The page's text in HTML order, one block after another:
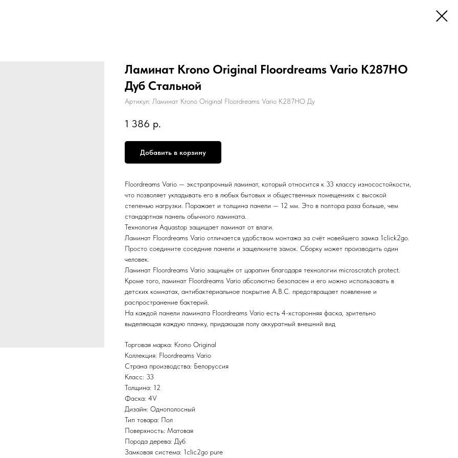
Ламинат Krono Original Floordreams Vario K287HO
Дуб Стальной
Артикул: Ламинат Krono Original Floordreams Vario K287HO Ду
1 386 р.
Добавить в корзину
Floordreams Vario — экстрапрочный ламинат, который относится к 33 классу износостойкости,
что позволяет укладывать его в любых бытовых и общественных помещениях с высокой
степенью нагрузки. Поражает и толщина панели — 12 мм. Это в полтора раза больше, чем
стандартная панель обычного ламината.
Технология Aquastop защищает ламинат от влаги.
Ламинат Floordreams Vario отличается удобством монтажа за счёт новейшего замка 1click2go.
Просто соедините соседние панели и защелкните замок. Сборку может производить один
человек.
Ламинат Floordreams Vario защищён от царапин благодаря технологии microscratch protect.
Кроме того, ламинат Floordreams Vario абсолютно безопасен и его можно использовать в
детских комнатах, антибактериальное покрытие A.B.C. предотвращает появление и
распространение бактерий.
На каждой панели ламината Floordreams Vario есть 4-хсторонняя фаска, зрительно
выделяющая каждую планку, придающая полу аккуратный внешний вид
Торговая марка: Krono Original
Коллекция: Floordreams Vario
Страна производства: Белоруссия
Класс: 33
Толщина: 12
Фаска: 4V
Дизайн: Однополосный
Тип товара: Пол
Поверхность: Матовая
Порода дерева: Дуб
Замковая система: 1clic2go pure